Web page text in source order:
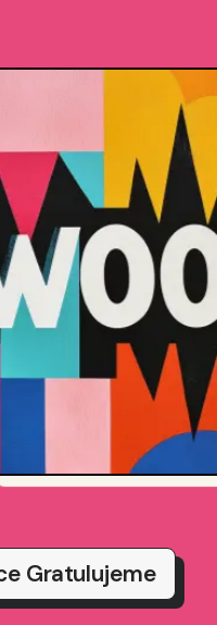
Gratulujeme